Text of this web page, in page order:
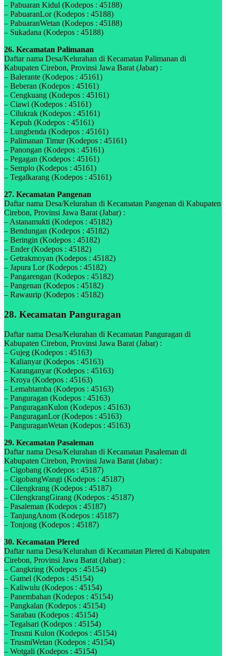
– Pabuaran Kidul (Kodepos : 45188)
– PabuaranLor (Kodepos : 45188)
– PabuaranWetan (Kodepos : 45188)
– Sukadana (Kodepos : 45188)
26. Kecamatan Palimanan
Daftar nama Desa/Kelurahan di Kecamatan Palimanan di
Kabupaten Cirebon, Provinsi Jawa Barat (Jabar) :
– Balerante (Kodepos : 45161)
– Beberan (Kodepos : 45161)
– Cengkuang (Kodepos : 45161)
– Ciawi (Kodepos : 45161)
– Cilukrak (Kodepos : 45161)
– Kepuh (Kodepos : 45161)
– Lungbenda (Kodepos : 45161)
– Palimanan Timur (Kodepos : 45161)
– Panongan (Kodepos : 45161)
– Pegagan (Kodepos : 45161)
– Semplo (Kodepos : 45161)
– Tegalkarang (Kodepos : 45161)
27. Kecamatan Pangenan
Daftar nama Desa/Kelurahan di Kecamatan Pangenan di Kabupaten
Cirebon, Provinsi Jawa Barat (Jabar) :
– Astanamukti (Kodepos : 45182)
– Bendungan (Kodepos : 45182)
– Beringin (Kodepos : 45182)
– Ender (Kodepos : 45182)
– Getrakmoyan (Kodepos : 45182)
– Japura Lor (Kodepos : 45182)
– Pangarengan (Kodepos : 45182)
– Pangenan (Kodepos : 45182)
– Rawaurip (Kodepos : 45182)
28. Kecamatan Panguragan
Daftar nama Desa/Kelurahan di Kecamatan Panguragan di
Kabupaten Cirebon, Provinsi Jawa Barat (Jabar) :
– Gujeg (Kodepos : 45163)
– Kalianyar (Kodepos : 45163)
– Karanganyar (Kodepos : 45163)
– Kroya (Kodepos : 45163)
– Lemahtamba (Kodepos : 45163)
– Panguragan (Kodepos : 45163)
– PanguraganKulon (Kodepos : 45163)
– PanguraganLor (Kodepos : 45163)
– PanguraganWetan (Kodepos : 45163)
29. Kecamatan Pasaleman
Daftar nama Desa/Kelurahan di Kecamatan Pasaleman di
Kabupaten Cirebon, Provinsi Jawa Barat (Jabar) :
– Cigobang (Kodepos : 45187)
– CigobangWangi (Kodepos : 45187)
– Cilengkrang (Kodepos : 45187)
– CilengkrangGirang (Kodepos : 45187)
– Pasaleman (Kodepos : 45187)
– TanjungAnom (Kodepos : 45187)
– Tonjong (Kodepos : 45187)
30. Kecamatan Plered
Daftar nama Desa/Kelurahan di Kecamatan Plered di Kabupaten
Cirebon, Provinsi Jawa Barat (Jabar) :
– Cangkring (Kodepos : 45154)
– Gamel (Kodepos : 45154)
– Kaliwulu (Kodepos : 45154)
– Panembahan (Kodepos : 45154)
– Pangkalan (Kodepos : 45154)
– Sarabau (Kodepos : 45154)
– Tegalsari (Kodepos : 45154)
– Trusmi Kulon (Kodepos : 45154)
– TrusmiWetan (Kodepos : 45154)
– Wotgali (Kodepos : 45154)